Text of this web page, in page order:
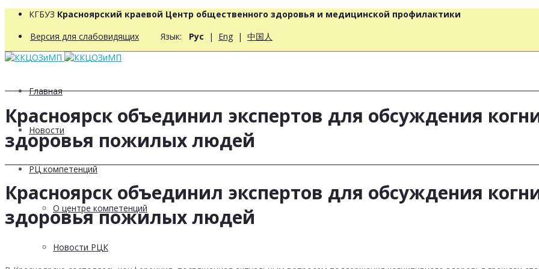
КГБУЗ Красноярский краевой Центр общественного здоровья и медицинской профилактики
Версия для слабовидящих Язык: Рус | Eng | 中国人
Главная
Новости
РЦ компетенций
О центре компетенций
Новости РЦК
Красноярск объединил экспертов для обсуждения
здоровья пожилых людей
Красноярск объединил экспертов для обсуждения
здоровья пожилых людей